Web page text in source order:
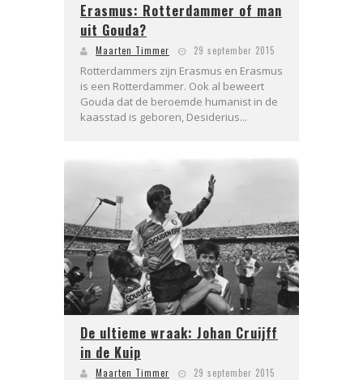
Erasmus: Rotterdammer of man
uit Gouda?
Maarten Timmer 29 september 2015
Rotterdammers zijn Erasmus en Erasmus
is een Rotterdammer. Ook al beweert
Gouda dat de beroemde humanist in de
kaasstad is geboren, Desiderius...
De ultieme wraak: Johan Cruijff
in de Kuip
Maarten Timmer 29 september 2015